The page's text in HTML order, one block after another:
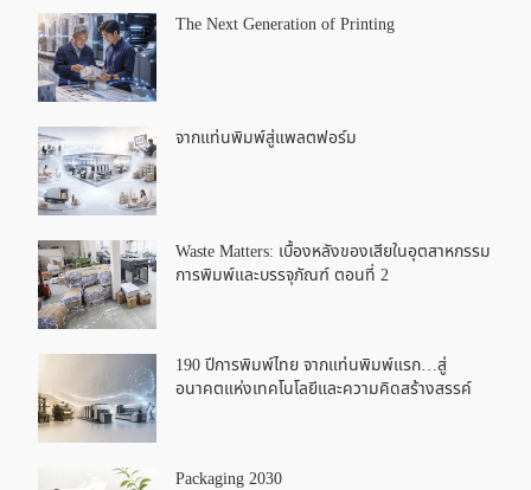
The Next Generation of Printing
จากแท่นพิมพ์สู่แพลตฟอร์ม
Waste Matters: เบื้องหลังของเสียในอุตสาหกรรม
การพิมพ์และบรรจุภัณฑ์ ตอนที่ 2
190 ปีการพิมพ์ไทย จากแท่นพิมพ์แรก…สู่
อนาคตแห่งเทคโนโลยีและความคิดสร้างสรรค์
Packaging 2030